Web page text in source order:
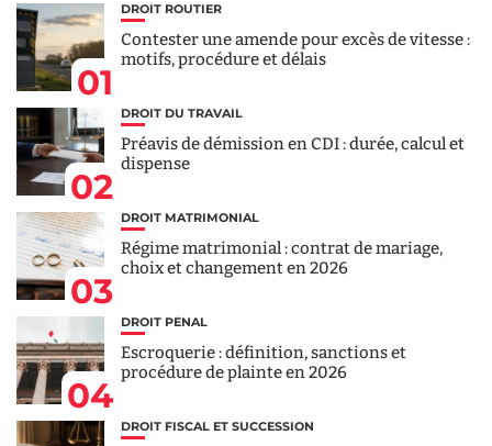
01
DROIT ROUTIER
Contester une amende pour excès de vitesse :
motifs, procédure et délais
02
DROIT DU TRAVAIL
Préavis de démission en CDI : durée, calcul et
dispense
03
DROIT MATRIMONIAL
Régime matrimonial : contrat de mariage,
choix et changement en 2026
04
DROIT PÉNAL
Escroquerie : définition, sanctions et
procédure de plainte en 2026
DROIT FISCAL ET SUCCESSION